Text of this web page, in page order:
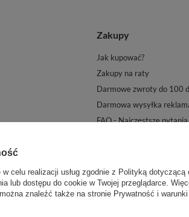
Zakupy
Jak kupować?
Zakupy na raty
Darmowe zwroty do 100
Darmowa wysyłka
FAQ - Najczęstsze pytania
Stawki VAT dla konsumentów z kraju:
celu realizacji usług zgodnie z Polityką dotyczącą
lub dostępu do cookie w Twojej przeglądarce.
znaleźć także na stronie Prywatność i